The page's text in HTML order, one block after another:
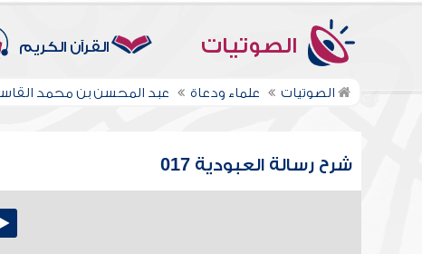
الصوتيات القرآن الكريم
الصوتيات علماء ودعاة عبد المحسن بن محمد
شرح رسالة العبودية 017